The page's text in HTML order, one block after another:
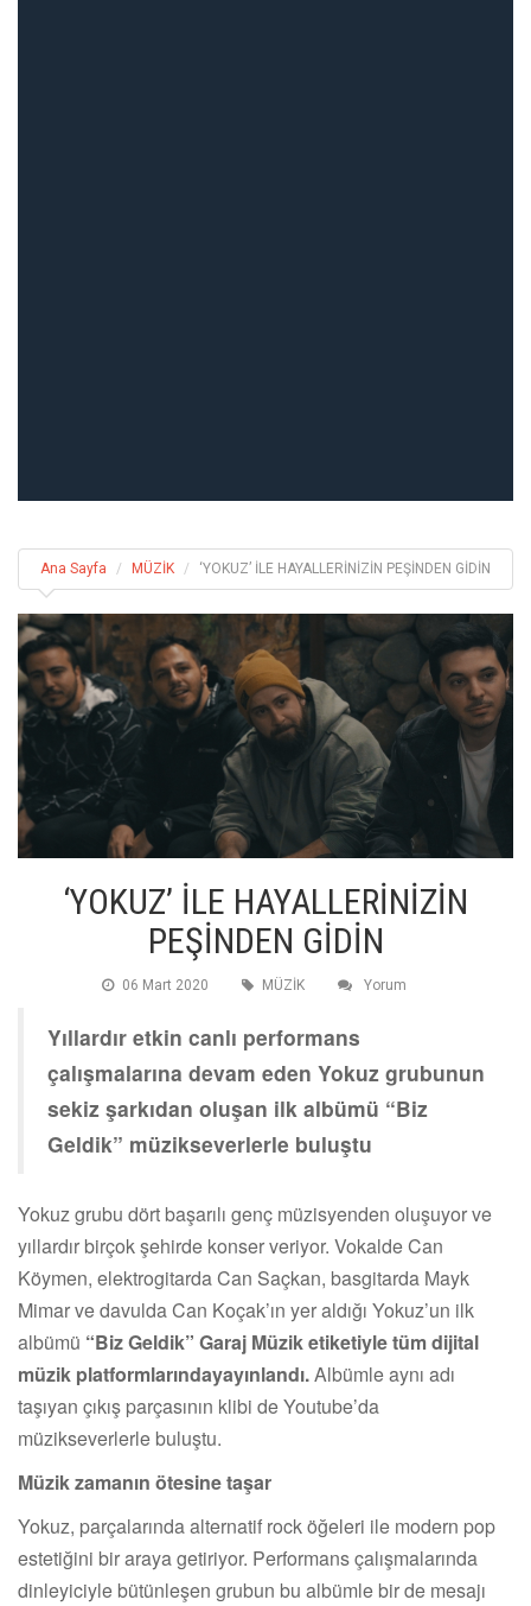
Ana Sayfa MÜZİK ‘YOKUZ’ İLE HAYALLERİNİZİN PEŞİNDEN GİDİN
‘YOKUZ’ İLE HAYALLERİNİZİN
PEŞİNDEN GİDİN
06 Mart 2020 MÜZİK Yorum
Yıllardır etkin canlı performans
çalışmalarına devam eden Yokuz grubunun
sekiz şarkıdan oluşan ilk albümü “Biz
Geldik” müzikseverlerle buluştu
Yokuz grubu dört başarılı genç müzisyenden oluşuyor ve
yıllardır birçok şehirde konser veriyor. Vokalde Can
Köymen, elektrogitarda Can Saçkan, basgitarda Mayk
Mimar ve davulda Can Koçak’ın yer aldığı Yokuz’un ilk
albümü “Biz Geldik” Garaj Müzik etiketiyle tüm dijital
müzik platformlarındayayınlandı.Albümle aynı adı
taşıyan çıkış parçasının klibi de Youtube’da
müzikseverlerle buluştu.
Müzik zamanın ötesine taşar
Yokuz, parçalarında alternatif rock öğeleri ile modern pop
estetiğini bir araya getiriyor. Performans çalışmalarında
dinleyiciyle bütünleşen grubun bu albümle bir de mesajı